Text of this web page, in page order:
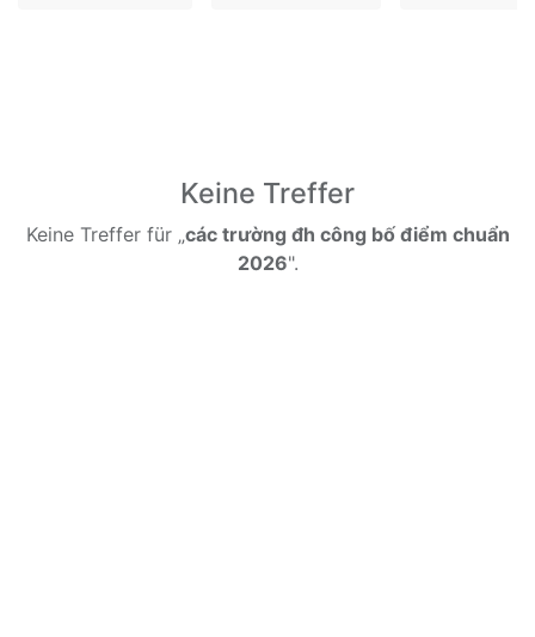
Keine Treffer
Keine Treffer für „các trường đh công bố điểm chuẩn
2026".